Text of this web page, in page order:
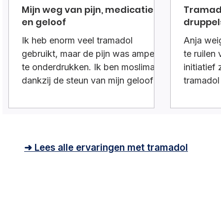
Mijn weg van pijn, medicatie
en geloof
Ik heb enorm veel tramadol
gebruikt, maar de pijn was amper
te onderdrukken. Ik ben moslima,
dankzij de steun van mijn geloof
ramadan een stukje afgebouwd.
Anja
te ruilen
initiatief
➜ Lees alle ervaringen met tramadol